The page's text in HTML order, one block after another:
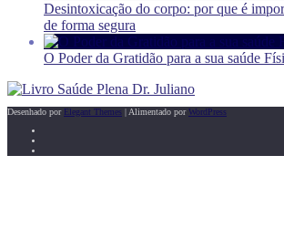
Desintoxicação do corpo: por que é
de forma segura
O Poder da Gratidão para a sua saúde
Desenhado por Elegant Themes | Alimentado porWordPress